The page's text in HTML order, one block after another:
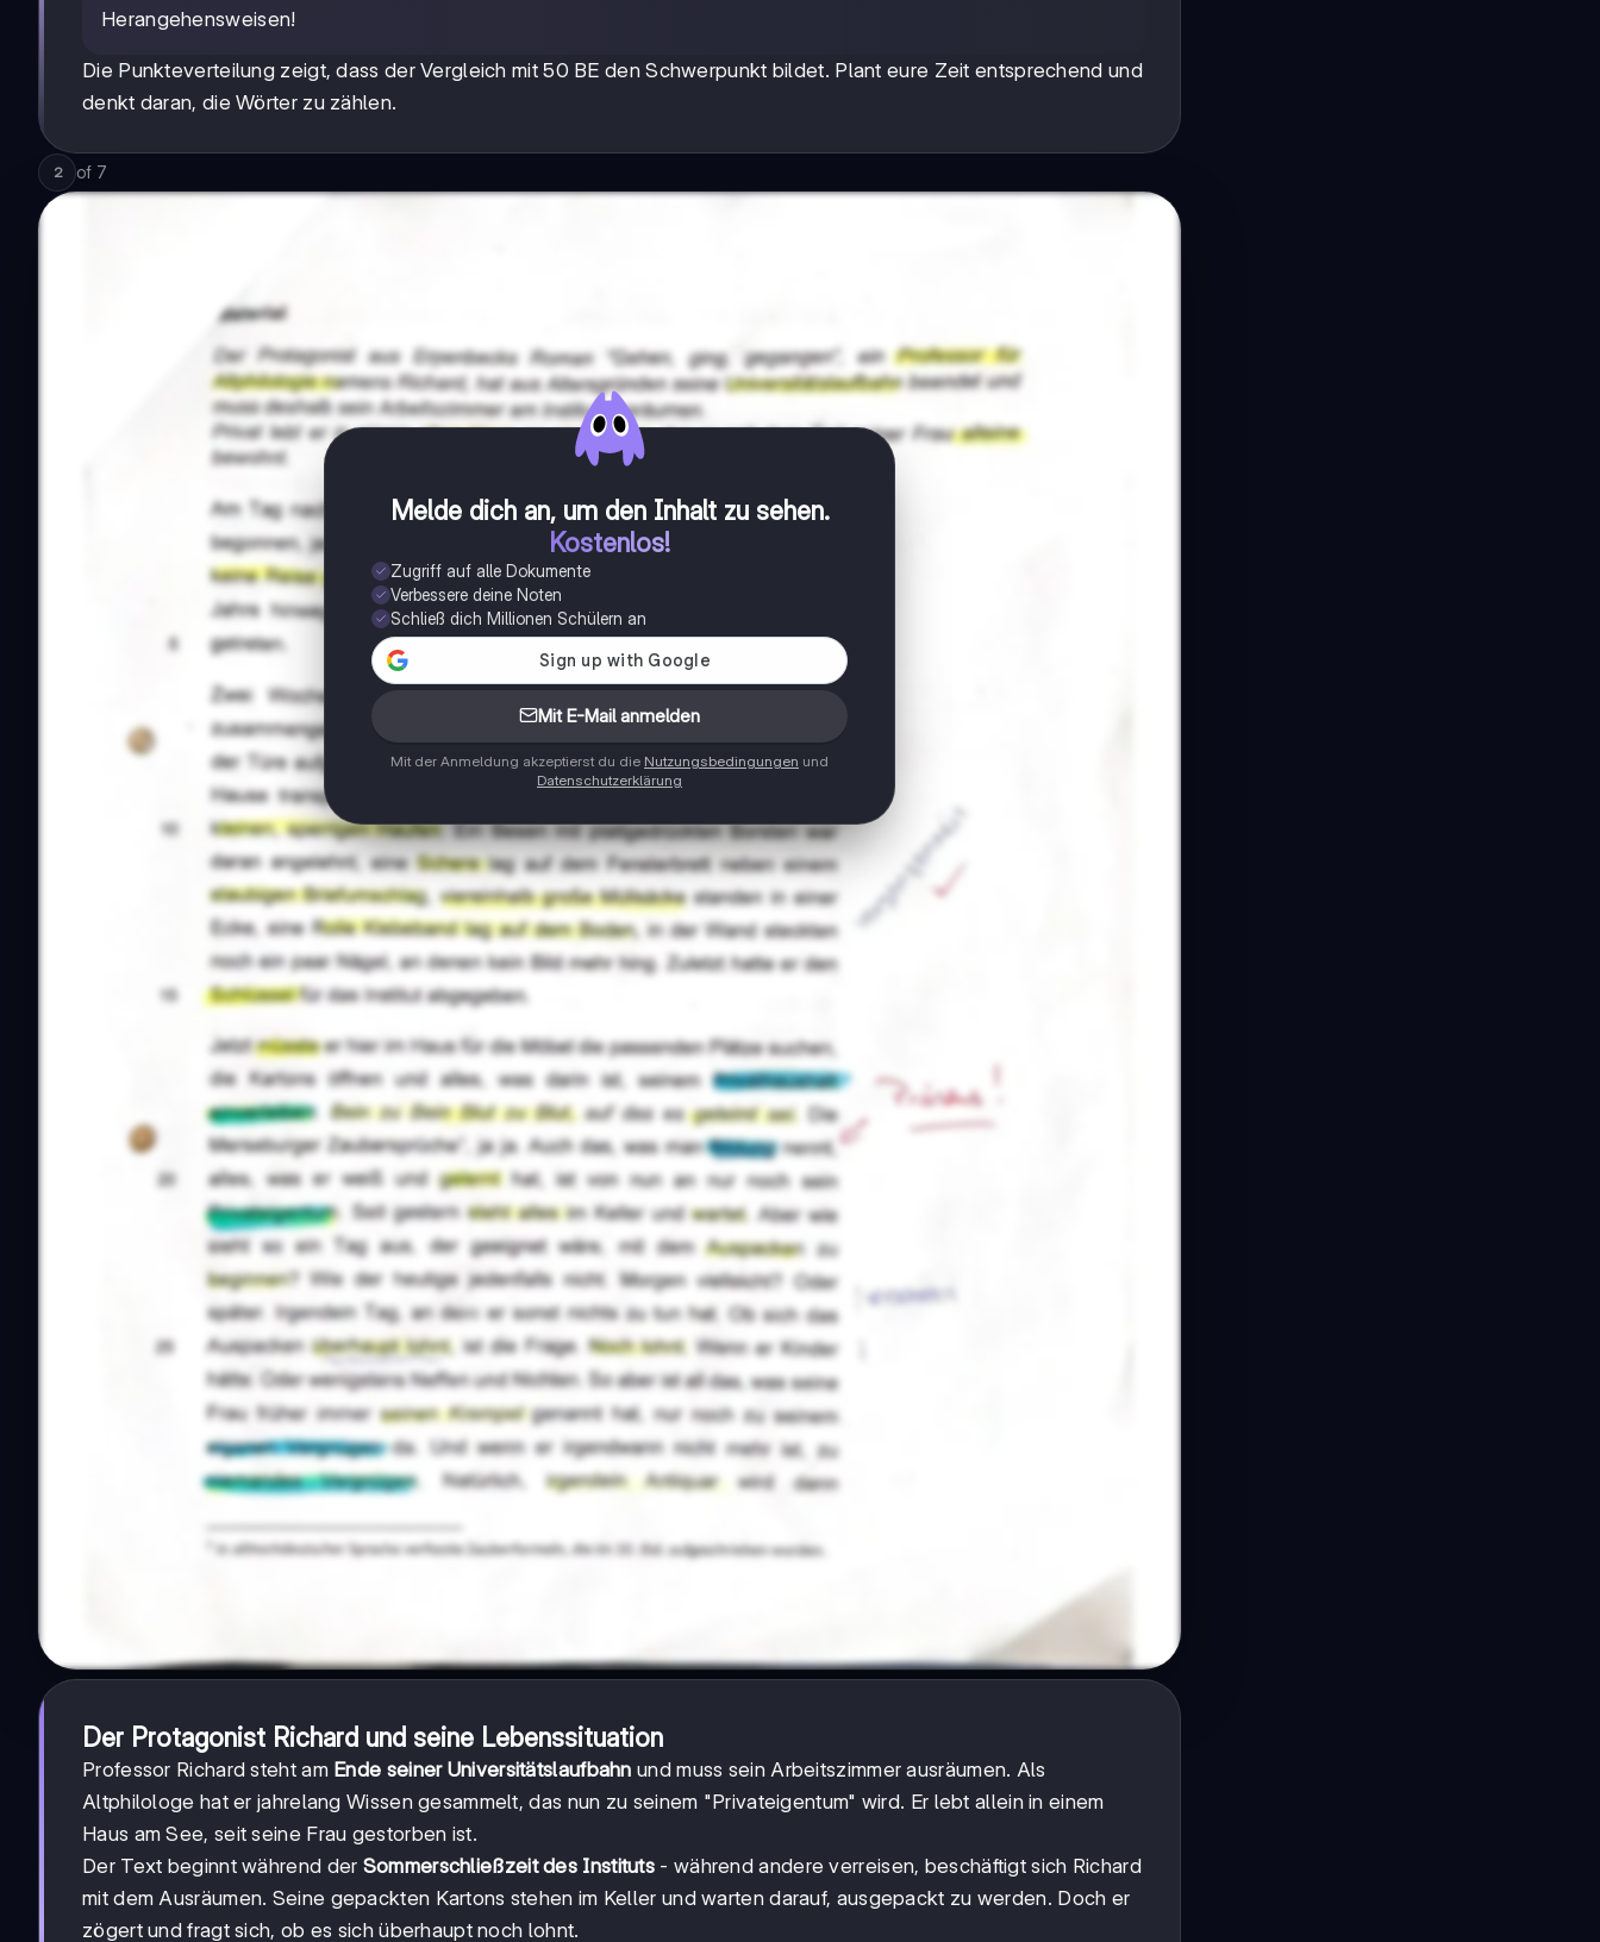
Herangehensweisen!
Die Punkteverteilung zeigt, dass der Vergleich mit 50 BE den Schwerpunkt bildet. Plant eure Zeit entsprechend und
denkt daran, die Wörter zu zählen.
2 of 7
Melde dich an, um den Inhalt zu sehen.
Kostenlos!
Zugriff auf alle Dokumente
Verbessere deine Noten
Schließ dich Millionen Schülern an
Mit E-Mail anmelden
Mit der Anmeldung akzeptierst du die Nutzungsbedingungen und
Datenschutzerklärung
Der Protagonist Richard und seine Lebenssituation
Professor Richard steht am Ende seiner Universitätslaufbahn und muss sein Arbeitszimmer ausräumen. Als
Altphilologe hat er jahrelang Wissen gesammelt, das nun zu seinem "Privateigentum" wird. Er lebt allein in einem
Haus am See, seit seine Frau gestorben ist.
Der Text beginnt während der Sommerschließzeit des Instituts - während andere verreisen, beschäftigt sich Richard
mit dem Ausräumen. Seine gepackten Kartons stehen im Keller und warten darauf, ausgepackt zu werden. Doch er
zögert und fragt sich, ob es sich überhaupt noch lohnt.